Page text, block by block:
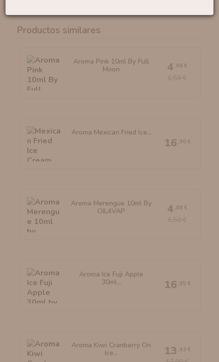
Productos similares
Aroma Pink 10ml By Full
Moon
4 ,88 €
Aroma Mexican Fried Ice...
16 ,90 €
Aroma Merengue 10ml By
OIL4VAP
4 ,88 €
Aroma Ice Fuji Apple
30ml...
16 ,95 €
Aroma Kiwi Cranberry On
Ice...
13 ,43 €